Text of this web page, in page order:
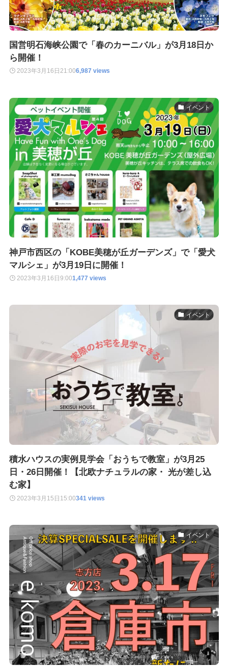
国営明石海峡公園で「春のカーニバル」が3月18日か
ら開催！
2023年3月16日 21:006,987 views
イベント
神戸市西区の「KOBE美穂が丘ガーデンズ」で「愛犬
マルシェ」が3月19日に開催！
2023年3月16日 9:001,477 views
イベント
積水ハウスの実例見学会「おうちで教室」が3月25
日・26日開催！【北欧ナチュラルの家・ 光が差し込
む家】
2023年3月15日 15:00341 views
イベント